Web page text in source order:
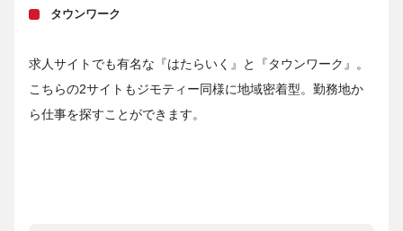
タウンワーク
求人サイトでも有名な『はたらいく』と『タウンワーク』。
こちらの2サイトもジモティー同様に地域密着型。勤務地か
ら仕事を探すことができます。